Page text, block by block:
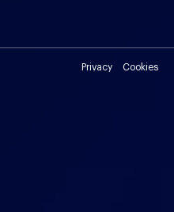
Privacy Cookies